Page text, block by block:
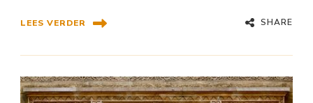
LEES VERDER SHARE